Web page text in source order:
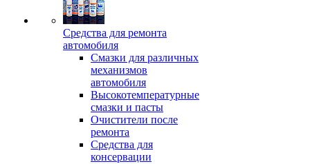
Средства для ремонта
автомобиля
Смазки для различных
механизмов
автомобиля
Высокотемпературные
смазки и пасты
Очистители после
ремонта
Средства для
консервации